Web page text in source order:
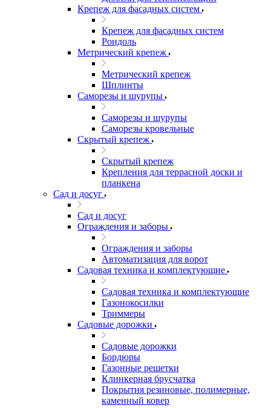
Крепеж для фасадных систем
Крепеж для фасадных систем
Рондоль
Метрический крепеж
Метрический крепеж
Шплинты
Саморезы и шурупы
Саморезы и шурупы
Саморезы кровельные
Скрытый крепеж
Скрытый крепеж
Крепления для террасной доски и
планкена
Сад и досуг
Сад и досуг
Ограждения и заборы
Ограждения и заборы
Автоматизация для ворот
Садовая техника и комплектующие
Садовая техника и комплектующие
Газонокосилки
Триммеры
Садовые дорожки
Садовые дорожки
Бордюры
Газонные решетки
Клинкерная брусчатка
Покрытия резиновые, полимерные,
каменный ковер